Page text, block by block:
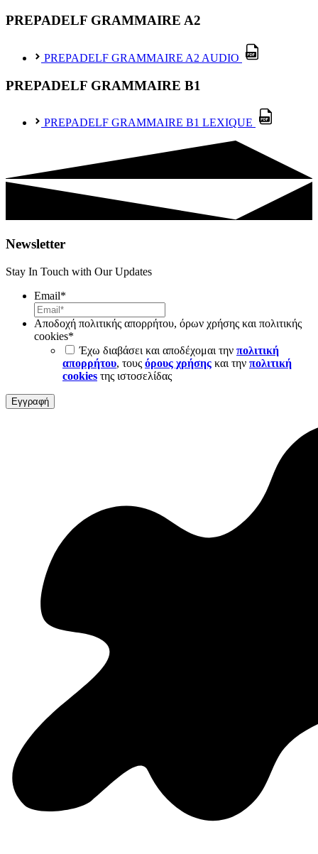
PREPADELF GRAMMAIRE A2
PREPADELF GRAMMAIRE A2 AUDIO
PREPADELF GRAMMAIRE B1
PREPADELF GRAMMAIRE B1 LEXIQUE
Newsletter
Stay In Touch with Our Updates
Email*
Αποδοχή πολιτικής απορρήτου, όρων χρήσης και πολιτικής
cookies*
Έχω διαβάσει και αποδέχομαι την πολιτική
απορρήτου, τους όρους χρήσης και την πολιτική
cookies της ιστοσελίδας